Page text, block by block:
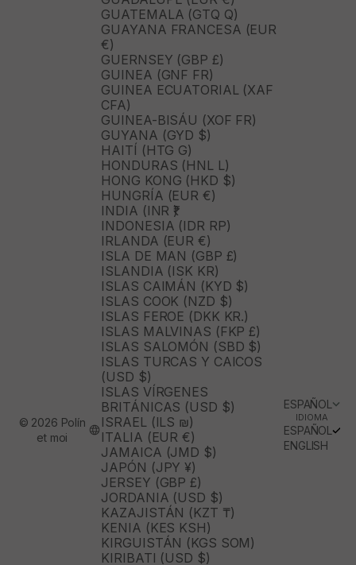
GUATEMALA (GTQ Q)
GUAYANA FRANCESA (EUR
€)
GUERNSEY (GBP £)
GUINEA (GNF FR)
GUINEA ECUATORIAL (XAF
CFA)
GUINEA-BISÁU (XOF FR)
GUYANA (GYD $)
HAITÍ (HTG G)
HONDURAS (HNL L)
HONG KONG (HKD $)
HUNGRÍA (EUR €)
INDIA (INR ₹)
INDONESIA (IDR RP)
IRLANDA (EUR €)
ISLA DE MAN (GBP £)
ISLANDIA (ISK KR)
ISLAS CAIMÁN (KYD $)
ISLAS COOK (NZD $)
ISLAS FEROE (DKK KR.)
ISLAS MALVINAS (FKP £)
ISLAS SALOMÓN (SBD $)
ISLAS TURCAS Y CAICOS
(USD $)
ISLAS VÍRGENES
BRITÁNICAS (USD $)
ISRAEL (ILS ₪)
ITALIA (EUR €)
JAMAICA (JMD $)
JAPÓN (JPY ¥)
JERSEY (GBP £)
JORDANIA (USD $)
KAZAJISTÁN (KZT ₸)
KENIA (KES KSH)
KIRGUISTÁN (KGS SOM)
KIRIBATI (USD $)
ESPAÑOL
IDIOMA
ESPAÑOL
ENGLISH
© 2026 Polín
et moi